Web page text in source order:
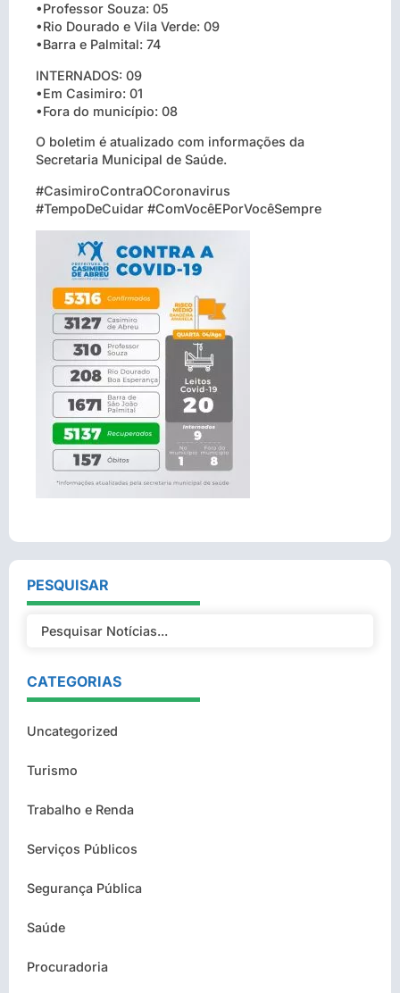
•Professor Souza: 05
•Rio Dourado e Vila Verde: 09
•Barra e Palmital: 74
INTERNADOS: 09
•Em Casimiro: 01
•Fora do município: 08
O boletim é atualizado com informações da
Secretaria Municipal de Saúde.
#CasimiroContraOCoronavirus
#TempoDeCuidar #ComVocêEPorVocêSempre
PESQUISAR
CATEGORIAS
Uncategorized
Turismo
Trabalho e Renda
Serviços Públicos
Segurança Pública
Saúde
Procuradoria